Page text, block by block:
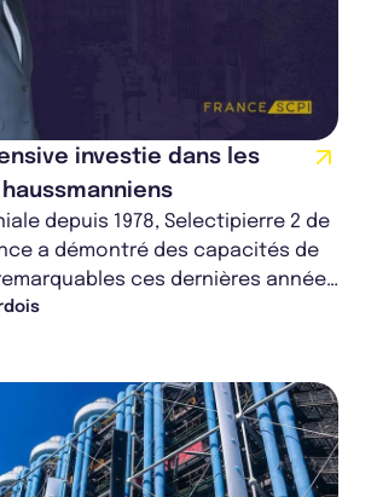
investie dans les
depuis 1978, Selectipierre 2 de
a démontré des capacités de
ces dernières années
actifs parisiens. Fr...